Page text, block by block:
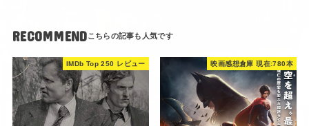
RECOMMEND
IMDb Top 250 レビュー 映画感想倉庫 現在:780本